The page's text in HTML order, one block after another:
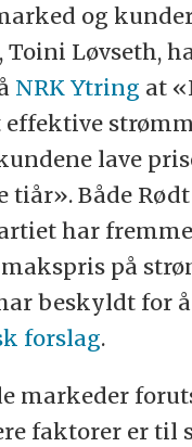
og
Toini Løvseth,
NRK Ytring at
effektive
lave
tiår». Både
har
på
beskyldt for
forslag.
markeder
faktorer er til